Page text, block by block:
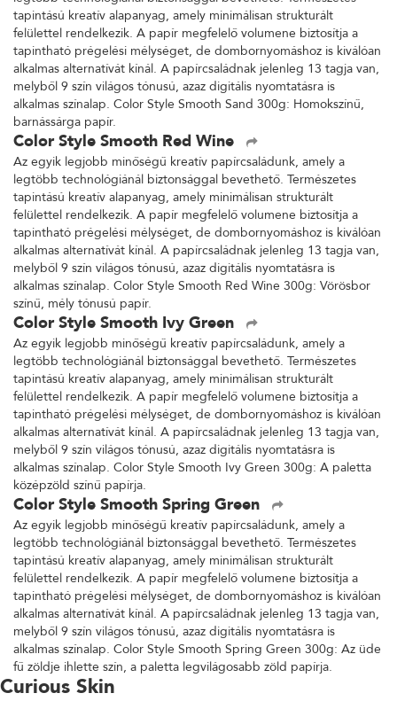
tapintású kreatív alapanyag, amely minimálisan strukturált
felülettel rendelkezik. A papír megfelelő volumene biztosítja a
tapintható prégelési mélységet, de dombornyomáshoz is kiválóan
alkalmas alternatívát kínál. A papírcsaládnak jelenleg 13 tagja van,
melyből 9 szín világos tónusú, azaz digitális nyomtatásra is
alkalmas színalap. Color Style Smooth Sand 300g: Homokszínű,
barnássárga papír.
Color Style Smooth Red Wine
Az egyik legjobb minőségű kreatív papírcsaládunk, amely a
legtöbb technológiánál biztonsággal bevethető. Természetes
tapintású kreatív alapanyag, amely minimálisan strukturált
felülettel rendelkezik. A papír megfelelő volumene biztosítja a
tapintható prégelési mélységet, de dombornyomáshoz is kiválóan
alkalmas alternatívát kínál. A papírcsaládnak jelenleg 13 tagja van,
melyből 9 szín világos tónusú, azaz digitális nyomtatásra is
alkalmas színalap. Color Style Smooth Red Wine 300g: Vörösbor
színű, mély tónusú papír.
Color Style Smooth Ivy Green
Az egyik legjobb minőségű kreatív papírcsaládunk, amely a
legtöbb technológiánál biztonsággal bevethető. Természetes
tapintású kreatív alapanyag, amely minimálisan strukturált
felülettel rendelkezik. A papír megfelelő volumene biztosítja a
tapintható prégelési mélységet, de dombornyomáshoz is kiválóan
alkalmas alternatívát kínál. A papírcsaládnak jelenleg 13 tagja van,
melyből 9 szín világos tónusú, azaz digitális nyomtatásra is
alkalmas színalap. Color Style Smooth Ivy Green 300g: A paletta
középzöld színű papírja.
Color Style Smooth Spring Green
Az egyik legjobb minőségű kreatív papírcsaládunk, amely a
legtöbb technológiánál biztonsággal bevethető. Természetes
tapintású kreatív alapanyag, amely minimálisan strukturált
felülettel rendelkezik. A papír megfelelő volumene biztosítja a
tapintható prégelési mélységet, de dombornyomáshoz is kiválóan
alkalmas alternatívát kínál. A papírcsaládnak jelenleg 13 tagja van,
melyből 9 szín világos tónusú, azaz digitális nyomtatásra is
alkalmas színalap. Color Style Smooth Spring Green 300g: Az üde
fű zöldje ihlette szín, a paletta legvilágosabb zöld papírja.
Curious Skin